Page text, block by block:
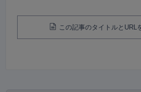
この記事のタイトルとURL